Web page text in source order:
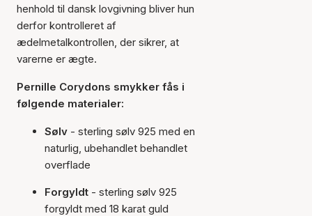
henhold til dansk lovgivning bliver hun
derfor kontrolleret af
ædelmetalkontrollen, der sikrer, at
varerne er ægte.
Pernille Corydons smykker fås i
følgende materialer:
Sølv - sterling sølv 925 med en
naturlig, ubehandlet behandlet
overflade
Forgyldt - sterling sølv 925
forgyldt med 18 karat guld